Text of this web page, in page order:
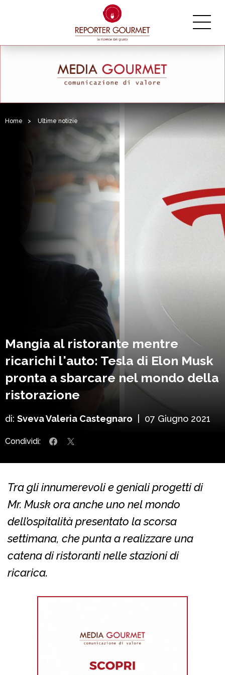
Home > Ultime notizie
Mangia al ristorante mentre
ricarichi l'auto: Tesla di Elon Musk
pronta a sbarcare nel mondo della
ristorazione
di: Sveva Valeria Castegnaro 07 Giugno 2021
Condividi:
Tra gli innumerevoli e geniali progetti di
Mr. Musk ora anche uno nel mondo
dell’ospitalità presentato la scorsa
settimana, che punta a realizzare una
catena di ristoranti nelle stazioni di
ricarica.